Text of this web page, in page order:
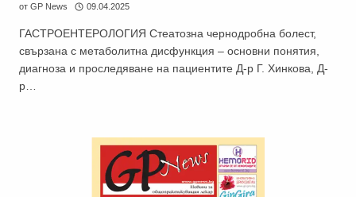
от GP News 09.04.2025
ГАСТРОЕНТЕРОЛОГИЯ Стеатозна чернодробна болест,
свързана с метаболитна дисфункция – oсновни понятия,
диагноза и проследяване на пациентите Д-р Г. Хинкова, Д-
р…
GPNews
НОВИНИ ЗА ОБЩОПРАКТИКУВАЩИЯ ЛЕКАР